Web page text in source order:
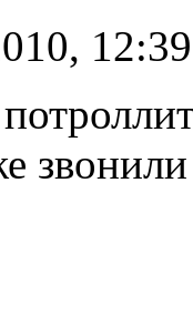
12:39
звонили